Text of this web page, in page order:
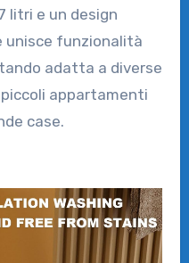
litri e un design
funzionalità
adatta a diverse
appartamenti
case.